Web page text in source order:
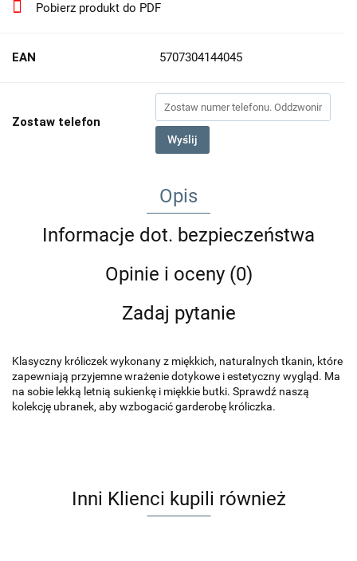
Pobierz produkt do PDF
EAN 5707304144045
Zostaw telefon
Wyślij
Opis
Informacje dot. bezpieczeństwa
Opinie i oceny (0)
Zadaj pytanie
Klasyczny króliczek wykonany z miękkich, naturalnych tkanin, które
zapewniają przyjemne wrażenie dotykowe i estetyczny wygląd. Ma
na sobie lekką letnią sukienkę i miękkie butki. Sprawdź naszą
kolekcję ubranek, aby wzbogacić garderobę króliczka.
Inni Klienci kupili również